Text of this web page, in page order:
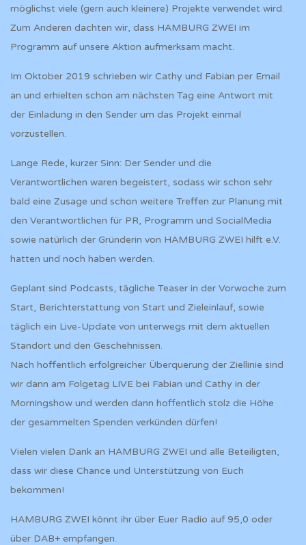
möglichst viele (gern auch kleinere) Projekte verwendet wird.
Zum Anderen dachten wir, dass HAMBURG ZWEI im
Programm auf unsere Aktion aufmerksam macht.
Im Oktober 2019 schrieben wir Cathy und Fabian per Email
an und erhielten schon am nächsten Tag eine Antwort mit
der Einladung in den Sender um das Projekt einmal
vorzustellen.
Lange Rede, kurzer Sinn: Der Sender und die
Verantwortlichen waren begeistert, sodass wir schon sehr
bald eine Zusage und schon weitere Treffen zur Planung mit
den Verantwortlichen für PR, Programm und SocialMedia
sowie natürlich der Gründerin von HAMBURG ZWEI hilft e.V.
hatten und noch haben werden.
Geplant sind Podcasts, tägliche Teaser in der Vorwoche zum
Start, Berichterstattung von Start und Zieleinlauf, sowie
täglich ein Live-Update von unterwegs mit dem aktuellen
Standort und den Geschehnissen.
Nach hoffentlich erfolgreicher Überquerung der Ziellinie sind
wir dann am Folgetag LIVE bei Fabian und Cathy in der
Morningshow und werden dann hoffentlich stolz die Höhe
der gesammelten Spenden verkünden dürfen!
Vielen vielen Dank an HAMBURG ZWEI und alle Beteiligten,
dass wir diese Chance und Unterstützung von Euch
bekommen!
HAMBURG ZWEI könnt ihr über Euer Radio auf 95,0 oder
über DAB+ empfangen.